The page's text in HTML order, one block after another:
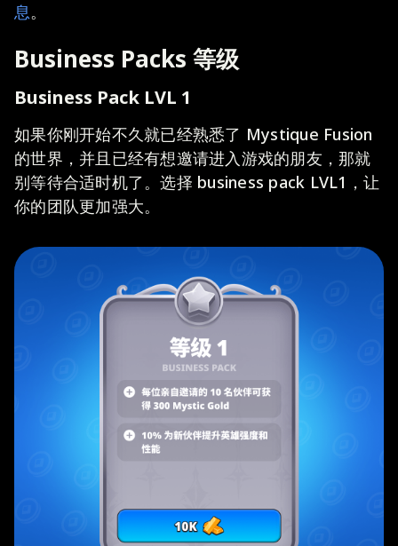
息。
Business Packs 等级
Business Pack LVL 1
如果你刚开始不久就已经熟悉了 Mystique Fusion
的世界，并且已经有想邀请进入游戏的朋友，那就
别等待合适时机了。选择 business pack LVL1，让
你的团队更加强大。